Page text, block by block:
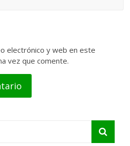
electrónico y web en este
vez que comente.